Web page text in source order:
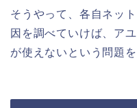
そうやって、各自ネッ
因を調べていけば、ア
が使えないという問題